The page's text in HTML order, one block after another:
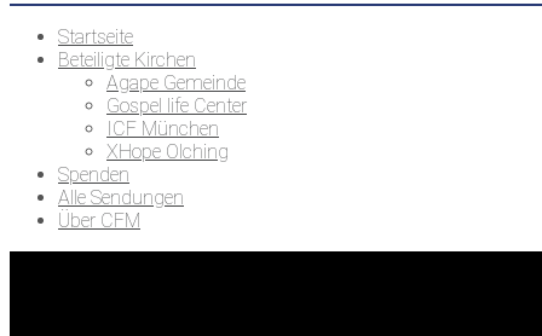
Startseite
Beteiligte Kirchen
Agape Gemeinde
Gospel life Center
ICF München
XHope Olching
Spenden
Alle Sendungen
Über CFM